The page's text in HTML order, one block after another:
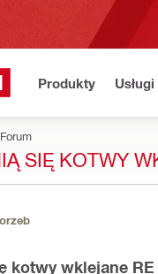
Produkty Usługi
Forum
SIĘ KOTWY
kotwy wklejane RE